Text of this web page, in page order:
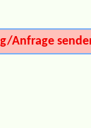
Anfrage